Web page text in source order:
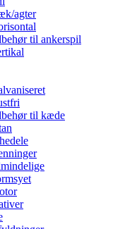
agter
til ankerspil
til kæde